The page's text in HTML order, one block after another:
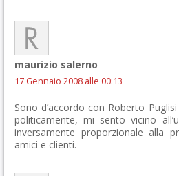
maurizio salerno
17 Gennaio 2008 alle 00:13
Sono d’accordo con Roberto
politicamente, mi sento vicino
inversamente proporzionale alla
amici e clienti.